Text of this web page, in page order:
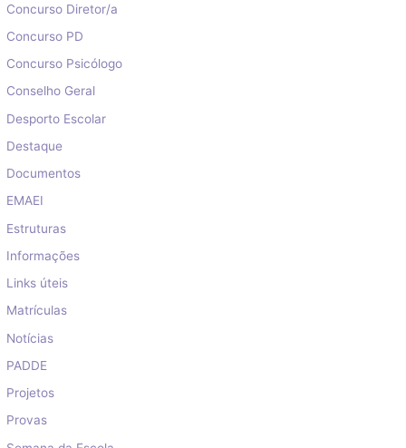
Concurso Diretor/a
Concurso PD
Concurso Psicólogo
Conselho Geral
Desporto Escolar
Destaque
Documentos
EMAEI
Estruturas
Informações
Links úteis
Matrículas
Notícias
PADDE
Projetos
Provas